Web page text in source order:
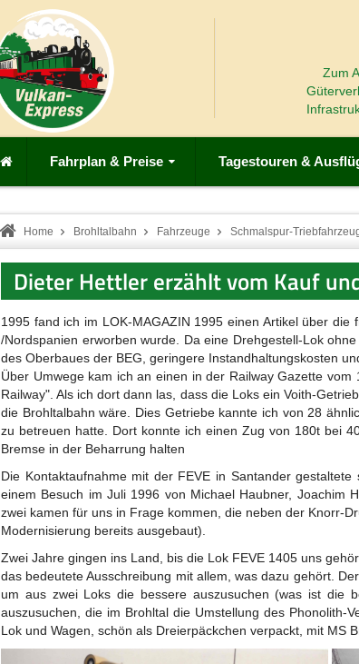
Zum
Fahrplan & Preise Tagestouren &
Home Brohltalbahn Fahrzeuge Schmalspur-
Dieter Hettler erzählt vom Kauf
1995 fand ich im LOK-MAGAZIN 1995 einen Artikel über
/Nordspanien erworben wurde. Da eine Drehgestell-Lok
des Oberbaues der BEG, geringere Instandhaltungskosten
Über Umwege kam ich an einen in der Railway Gazette
Railway". Als ich dort dann las, dass die Loks ein Voith-
die Brohltalbahn wäre. Dies Getriebe kannte ich von 28
zu betreuen hatte. Dort konnte ich einen Zug von 180t bei
Bremse in der Beharrung halten
Die Kontaktaufnahme mit der FEVE in Santander
einem Besuch im Juli 1996 von Michael Haubner, Joachim
zwei kamen für uns in Frage kommen, die neben der Knorr-
Modernisierung bereits ausgebaut).
Zwei Jahre gingen ins Land, bis die Lok FEVE 1405 uns
das bedeutete Ausschreibung mit allem, was dazu gehört.
um aus zwei Loks die bessere auszusuchen (was ist die
auszusuchen, die im Brohltal die Umstellung des Phonolith-
Lok und Wagen, schön als Dreierpäckchen verpackt, mit MS